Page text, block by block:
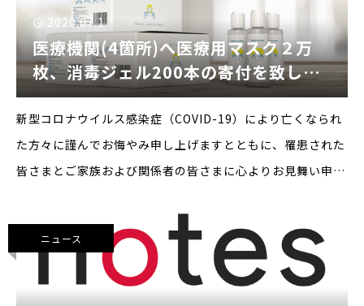
2020.07.1
医療機関(4箇所)へ医療用マスク２万
枚、消毒ジェル200本の寄付を致しま
した
新型コロナウイルス感染症（COVID-19）により亡くなられ
た方々に謹んでお悔やみ申し上げますとともに、罹患された
皆さまとご家族および関係者の皆さまに心よりお見舞い申し
最前線でご尽力されている皆さまに心より感謝と敬意を表し
ます
ニュース